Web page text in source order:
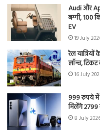
Audi और
बग्गी, 100
EV
19 July
रेल
लॉन्च,
16 July
999 रुपये में
मिलेंगे
8 July